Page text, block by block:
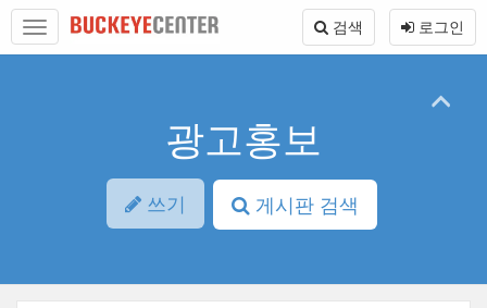
본
바
메
토
로그인
검색
광고홍보
쓰기 게시판 검색